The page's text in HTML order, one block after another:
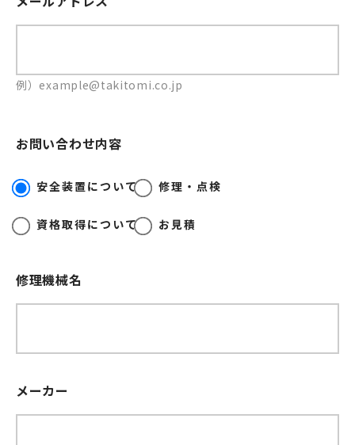
例）example@takitomi.co.jp
お問い合わせ内容
安全装置について 修理・点検
資格取得について お見積
修理機械名
メーカー